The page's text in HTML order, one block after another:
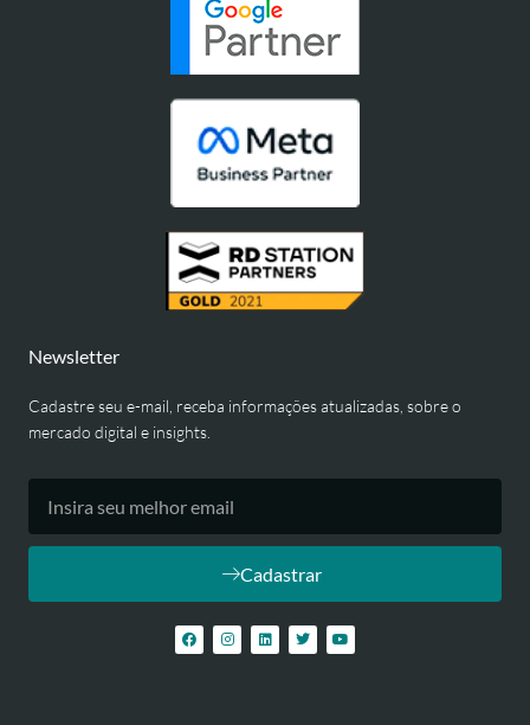
Newsletter
Cadastre seu e-mail, receba informações atualizadas, sobre o
mercado digital e insights.
Cadastrar